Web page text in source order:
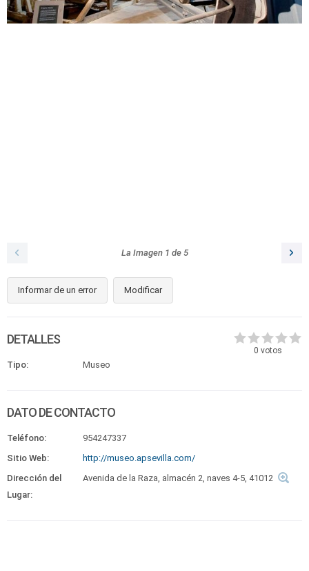
La Imagen 1 de 5
Informar de un error Modificar
0 votos
DETALLES
Tipo: Museo
DATO DE CONTACTO
Teléfono:
954247337
Sitio Web:
http://museo.apsevilla.com/
Dirección del
Lugar:
Avenida de la Raza, almacén 2, naves 4-5, 41012